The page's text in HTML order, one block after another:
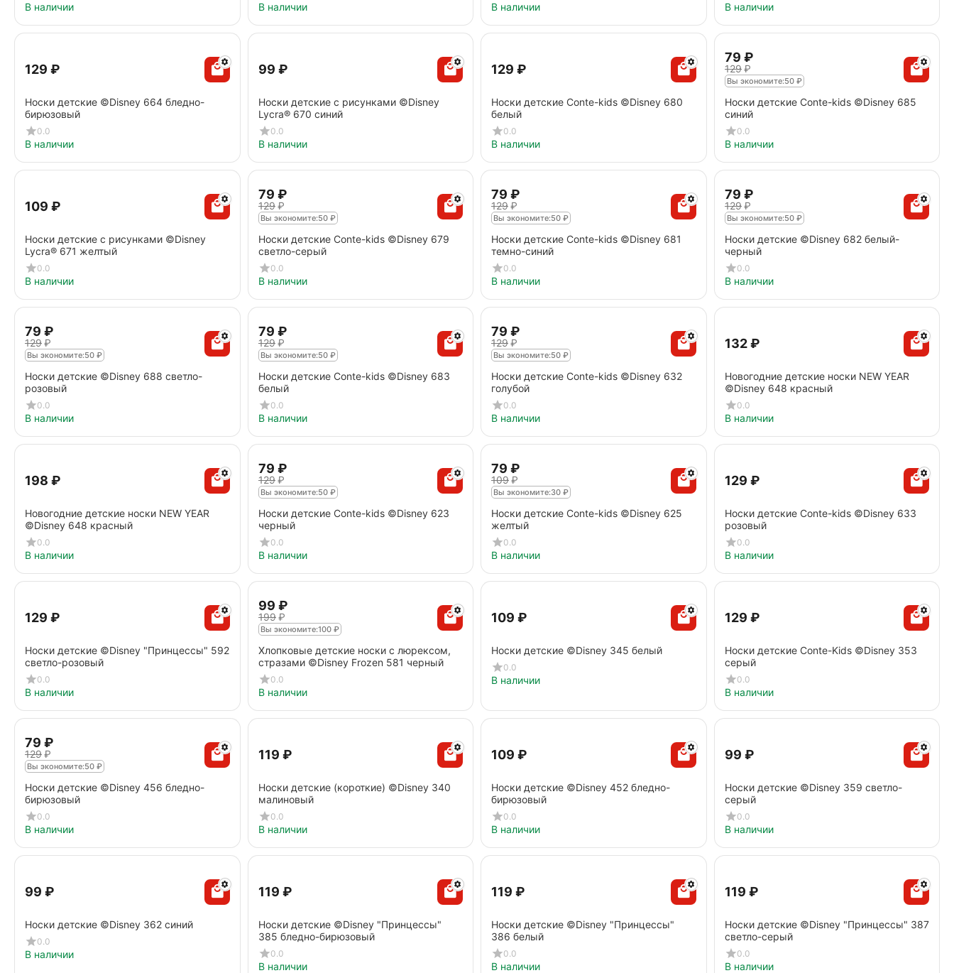
В наличии В наличии В наличии В наличии
‍129‍ ₽
Носки детские ©Disney 664 бледно-
бирюзовый
0.0
В наличии
‍99‍ ₽
Носки детские с рисунками ©Disney
Lycra® 670 синий
0.0
В наличии
‍129‍ ₽
Носки детские Conte-kids ©Disney 680
белый
0.0
В наличии
‍79‍ ₽
‍129‍ ₽
Вы экономите:50₽
Носки детские Conte-kids ©Disney 685
синий
0.0
В наличии
‍109‍ ₽
Носки детские с рисунками ©Disney
Lycra® 671 желтый
0.0
В наличии
‍79‍ ₽
‍129‍ ₽
Вы экономите:50₽
Носки детские Conte-kids ©Disney 679
светло-серый
0.0
В наличии
‍79‍ ₽
‍129‍₽
Вы экономите:50 ₽
Носки детские Conte-kids ©Disney 681
темно-синий
0.0
В наличии
‍79‍ ₽
‍129‍ ₽
Вы экономите:50₽
Носки детские ©Disney 682 белый-
черный
0.0
В наличии
‍79‍ ₽
‍129‍₽
Вы экономите:50 ₽
Носки детские ©Disney 688 светло-
розовый
0.0
В наличии
‍79‍ ₽
‍129‍ ₽
Вы экономите:50₽
Носки детские Conte-kids ©Disney 683
белый
0.0
В наличии
‍79‍ ₽
‍129‍₽
Вы экономите:50 ₽
Носки детские Conte-kids ©Disney 632
голубой
0.0
В наличии
‍132‍ ₽
Новогодние детские носки NEW YEAR
©Disney 648 красный
0.0
В наличии
‍198‍ ₽
Новогодние детские носки NEW YEAR
©Disney 648 красный
0.0
В наличии
‍79‍ ₽
‍129‍ ₽
Вы экономите:50₽
Носки детские Conte-kids ©Disney 623
черный
0.0
В наличии
‍79‍ ₽
‍109‍₽
Вы экономите:30 ₽
Носки детские Conte-kids ©Disney 625
желтый
0.0
В наличии
‍129‍ ₽
Носки детские Conte-kids ©Disney 633
розовый
0.0
В наличии
‍129‍ ₽
Носки детские ©Disney "Принцессы" 592
светло-розовый
0.0
В наличии
‍99‍ ₽
‍199‍ ₽
Вы экономите:100₽
Хлопковые детские носки с люрексом,
стразами ©Disney Frozen 581 черный
0.0
В наличии
‍109‍ ₽
Носки детские ©Disney 345 белый
0.0
В наличии
‍129‍ ₽
Носки детские Conte-Kids ©Disney 353
серый
0.0
В наличии
‍79‍ ₽
‍129‍₽
Вы экономите:50 ₽
Носки детскиe ©Disney 456 бледно-
бирюзовый
0.0
В наличии
‍119‍ ₽
Носки детские (короткие) ©Disney 340
малиновый
0.0
В наличии
‍109‍ ₽
Носки детские ©Disney 452 бледно-
бирюзовый
0.0
В наличии
‍99‍ ₽
Носки детские ©Disney 359 светло-
серый
0.0
В наличии
‍99‍ ₽
Носки детские ©Disney 362 синий
0.0
В наличии
‍119‍ ₽
Носки детские ©Disney "Принцессы"
385 бледно-бирюзовый
0.0
В наличии
‍119‍ ₽
Носки детские ©Disney "Принцессы"
386 белый
0.0
В наличии
‍119‍ ₽
Носки детские ©Disney "Принцессы" 387
светло-серый
0.0
В наличии